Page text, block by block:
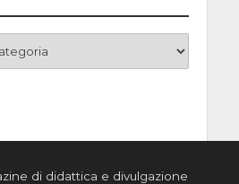
di didattica e divulgazione